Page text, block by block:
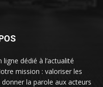
dédié à l’actualité
mission : valoriser les
la parole aux acteurs